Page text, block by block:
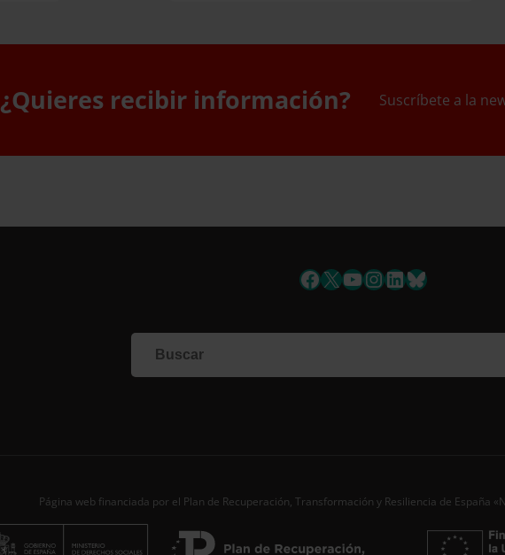
¿Quieres recibir información? Suscríbete a la
Facebook
X YouTube
Instagram
LinkedIn
Bluesky
Página web financiada por el Plan de Recuperación, Transformación y Resiliencia de España